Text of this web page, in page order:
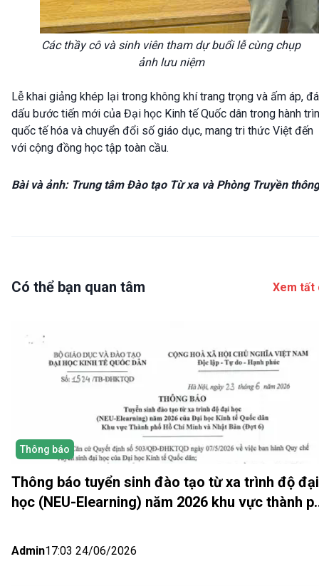
Các thầy cô và sinh viên tham dự buổi lễ cùng chụp
ảnh lưu niệm
Lễ khai giảng khép lại trong không khí trang trọng và ấm áp,
dấu bước tiến mới của Đại học Kinh tế Quốc dân trong hành
quốc tế hóa và chuyển đổi số giáo dục, mang tri thức Việt đến
với cộng đồng học tập toàn cầu.
Bài và ảnh: Trung tâm Đào tạo Từ xa và Phòng Truyền thông
Có thể bạn quan tâm Xem tất
Thông báo
Thông báo tuyển sinh đào tạo từ xa trình độ đại
học (NEU-Elearning) năm 2026 khu vực thành
Admin17:03 24/06/2026